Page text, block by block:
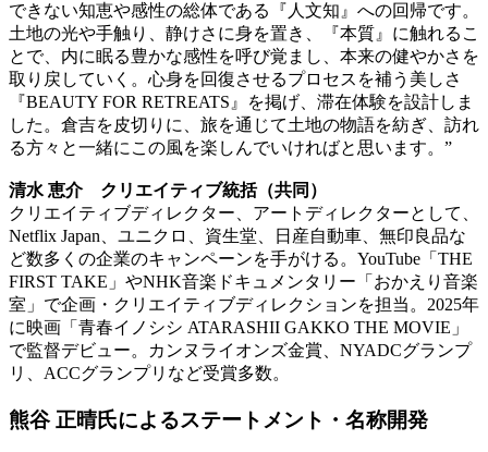
できない知恵や感性の総体である『人文知』への回帰です。
土地の光や手触り、静けさに身を置き、『本質』に触れるこ
とで、内に眠る豊かな感性を呼び覚まし、本来の健やかさを
取り戻していく。心身を回復させるプロセスを補う美しさ
『BEAUTY FOR RETREATS』を掲げ、滞在体験を設計しま
した。倉吉を皮切りに、旅を通じて土地の物語を紡ぎ、訪れ
る方々と一緒にこの風を楽しんでいければと思います。”
清水 恵介 クリエイティブ統括（共同）
クリエイティブディレクター、アートディレクターとして、
Netflix Japan、ユニクロ、資生堂、日産自動車、無印良品な
ど数多くの企業のキャンペーンを手がける。YouTube「THE
FIRST TAKE」やNHK音楽ドキュメンタリー「おかえり音楽
室」で企画・クリエイティブディレクションを担当。2025年
に映画「青春イノシシ ATARASHII GAKKO THE MOVIE」
で監督デビュー。カンヌライオンズ金賞、NYADCグランプ
リ、ACCグランプリなど受賞多数。
熊谷 正晴氏によるステートメント・名称開発